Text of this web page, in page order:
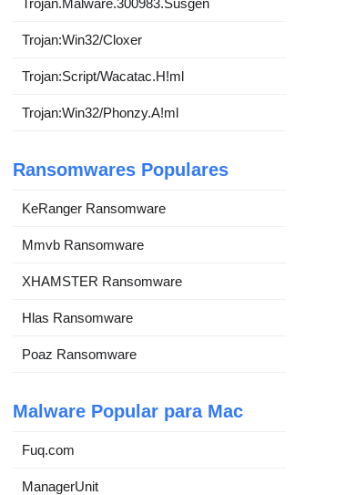
Trojan:Win32/Cloxer
Trojan:Script/Wacatac.H!ml
Trojan:Win32/Phonzy.A!ml
Ransomwares Populares
KeRanger Ransomware
Mmvb Ransomware
XHAMSTER Ransomware
Hlas Ransomware
Poaz Ransomware
Malware Popular para Mac
Fuq.com
ManagerUnit